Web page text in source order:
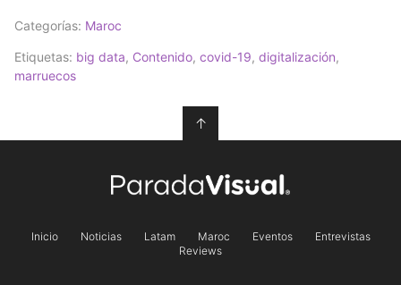
Categorías: Maroc
Etiquetas: big data, Contenido, covid-19, digitalización,
marruecos
↑
Inicio Noticias Latam Maroc Eventos
Entrevistas
Reviews